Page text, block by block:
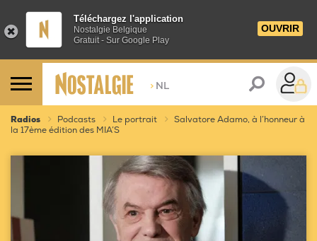
Téléchargez l'application
Nostalgie Belgique
Gratuit - Sur Google Play
OUVRIR
> NL
Radios Podcasts Le portrait
Salvatore Adamo, à l’honneur à
la 17ème édition des MIA’S